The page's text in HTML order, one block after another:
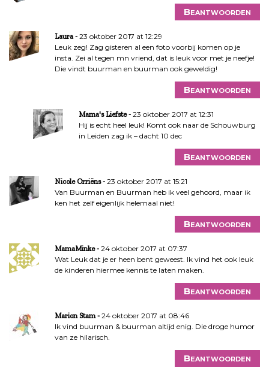
i
g
a
Beantwoorden
Laura
23 oktober 2017 at 12:29
Leuk zeg! Zag gisteren al een foto voorbij komen op je
insta. Zei al tegen mn vriend, dat is leuk voor met je neefje!
Die vindt buurman en buurman ook geweldig!
Beantwoorden
Mama's Liefste
23 oktober 2017 at 12:31
Hij is echt heel leuk! Komt ook naar de Schouwburg
in Leiden zag ik – dacht 10 dec
Beantwoorden
Nicole Orriëns
23 oktober 2017 at 15:21
Van Buurman en Buurman heb ik veel gehoord, maar ik
ken het zelf eigenlijk helemaal niet!
Beantwoorden
MamaMinke
24 oktober 2017 at 07:37
Wat Leuk dat je er heen bent geweest. Ik vind het ook leuk
de kinderen hiermee kennis te laten maken.
Beantwoorden
Marion Stam
24 oktober 2017 at 08:46
Ik vind buurman & buurman altijd enig. Die droge humor
van ze hilarisch.
Beantwoorden